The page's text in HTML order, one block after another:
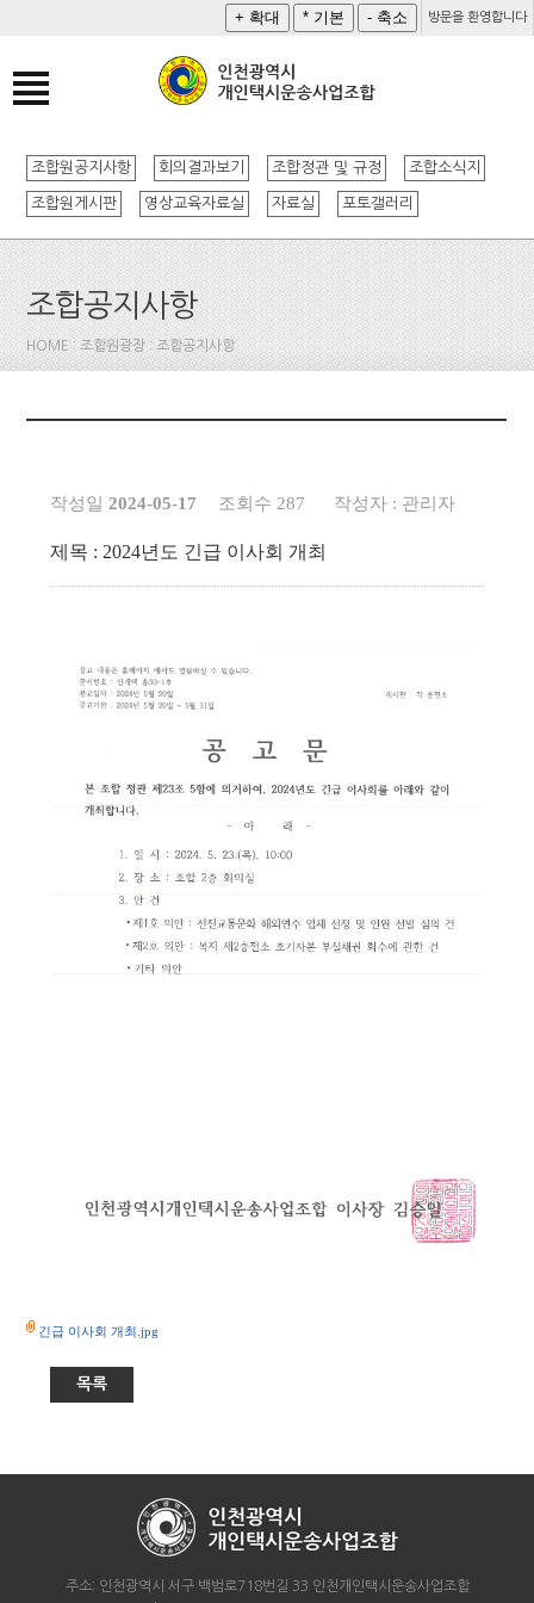
방문을 환영합니다
조합원공지사항 회의결과보기 조합정관 및 규정 조합소식지
조합원게시판 영상교육자료실 자료실 포토갤러리
조합공지사항
HOME : 조합원광장 : 조합공지사항
작성일 2024-05-17 조회수 287 작성자 : 관리자
제목 : 2024년도 긴급 이사회 개최
긴급 이사회 개최.jpg
목록
주소: 인천광역시 서구 백범로718번길 33 인천개인택시운송사업조합